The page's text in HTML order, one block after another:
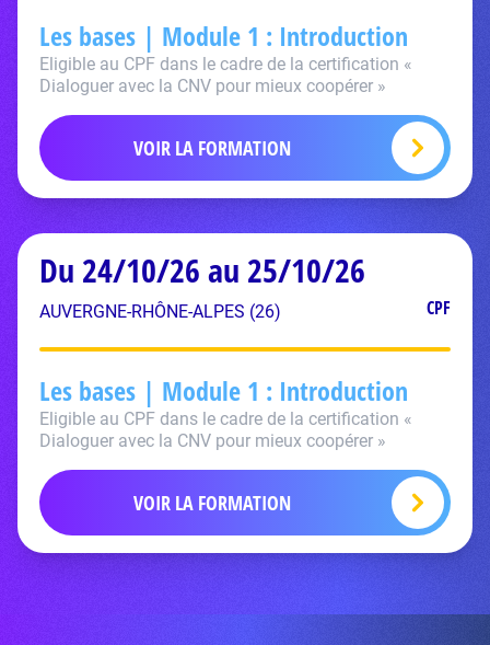
Les bases | Module 1 : Introduction
Eligible au CPF dans le cadre de la certification «
Dialoguer avec la CNV pour mieux coopérer »
VOIR LA FORMATION
Du 24/10/26 au 25/10/26
AUVERGNE-RHÔNE-ALPES (26) CPF
Les bases | Module 1 : Introduction
Eligible au CPF dans le cadre de la certification «
Dialoguer avec la CNV pour mieux coopérer »
VOIR LA FORMATION